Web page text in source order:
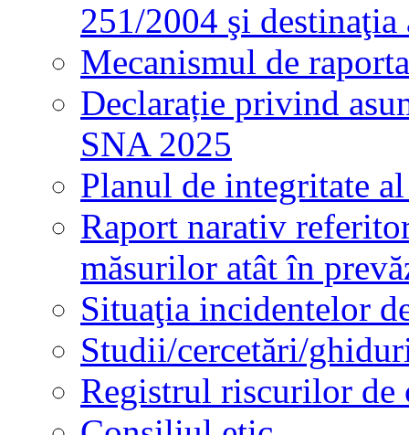
251/2004 şi destinaţia
Mecanismul de
Declarație privind
SNA 2025
Planul de integritate
Raport narativ
măsurilor atât în
Situaţia incidentelor
Studii/cercetări/
Registrul riscurilor de